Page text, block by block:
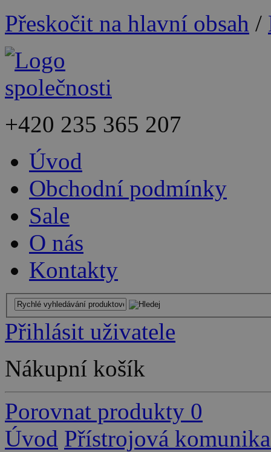
Přeskočit na hlavní obsah /
+420 235 365 207
Úvod
Obchodní podmínky
Sale
O nás
Kontakty
Přihlásit uživatele
Nákupní košík
Porovnat produkty 0
Úvod Přístrojová